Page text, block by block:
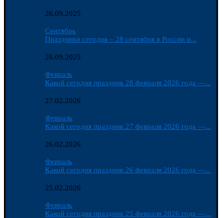
26.09.2025
Сентябрь
Праздники сегодня – 28 сентября в России и...
26.09.2025
Февраль
Какой сегодня праздник 28 февраля 2026 года —...
27.02.2026
Февраль
Какой сегодня праздник 27 февраля 2026 года —...
26.02.2026
Февраль
Какой сегодня праздник 26 февраля 2026 года —...
25.02.2026
Февраль
Какой сегодня праздник 25 февраля 2026 года —...